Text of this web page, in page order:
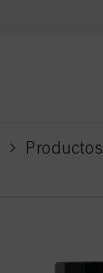
Productos